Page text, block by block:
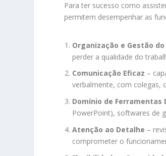
Para ter sucesso como
permitem desempenhar as
Organização e Gestão
perder a qualidade do
Comunicação Eficaz –
verbalmente, com colegas,
Domínio de Ferramentas
PowerPoint), softwares de
Atenção ao Detalhe –
comprometer o